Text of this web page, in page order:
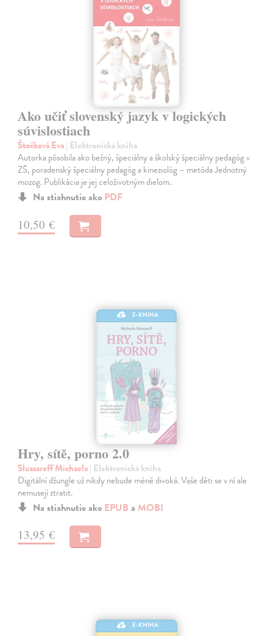
Ako učiť slovenský jazyk v logických
súvislostiach
Štočková Eva| Elektronická kniha
Autorka pôsobila ako bežný, špeciálny a školský špeciálny pedagóg v
ZŠ, poradenský špeciálny pedagóg a kineziológ – metóda Jednotný
mozog. Publikácia je jej celoživotným dielom.
Na stiahnutie ako PDF
10,50 €
E-KNIHA
Hry, sítě, porno 2.0
Slussareff Michaela| Elektronická kniha
Digitální džungle už nikdy nebude méně divoká. Vaše děti se v ní ale
nemusejí ztratit.
Na stiahnutie ako EPUB a MOBI
13,95 €
E-KNIHA